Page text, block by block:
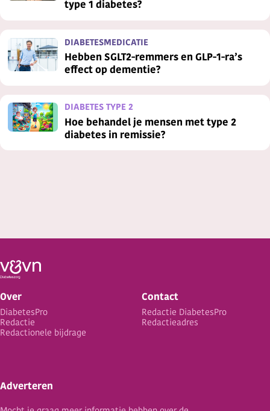
type 1 diabetes?
Hebben SGLT2-remmers en GLP-1-ra’s
effect op dementie?
DIABETESMEDICATIE
Hoe behandel je mensen met type 2
diabetes in remissie?
DIABETES TYPE 2
Over
DiabetesPro
Redactie
Redactionele bijdrage
Adverteren
Contact
Redactie DiabetesPro
Redactieadres